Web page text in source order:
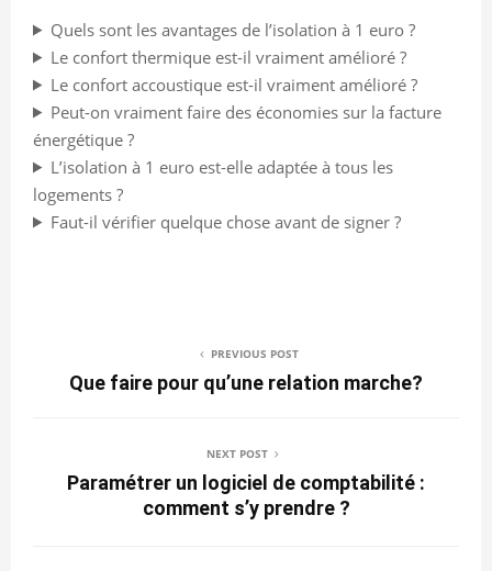
Quels sont les avantages de l’isolation à 1 euro ?
Le confort thermique est-il vraiment amélioré ?
Le confort accoustique est-il vraiment amélioré ?
Peut-on vraiment faire des économies sur la facture
énergétique ?
L’isolation à 1 euro est-elle adaptée à tous les
logements ?
Faut-il vérifier quelque chose avant de signer ?
PREVIOUS POST
Que faire pour qu’une relation marche?
NEXT POST
Paramétrer un logiciel de comptabilité :
comment s’y prendre ?